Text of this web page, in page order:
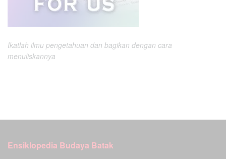
Ikatlah ilmu pengetahuan dan bagikan dengan cara
menuliskannya
Ensiklopedia Budaya Batak